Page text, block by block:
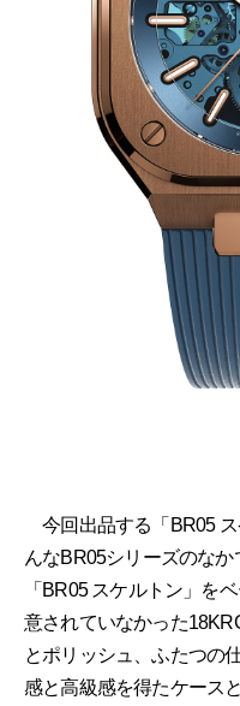
今回出品する「BR05
んなBR05シリーズのな
「BR05 スケルトン」を
意されていなかった
とポリッシュ、ふたつの
感と高級感を得たケース